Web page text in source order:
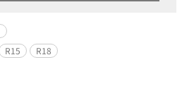
R15 R18